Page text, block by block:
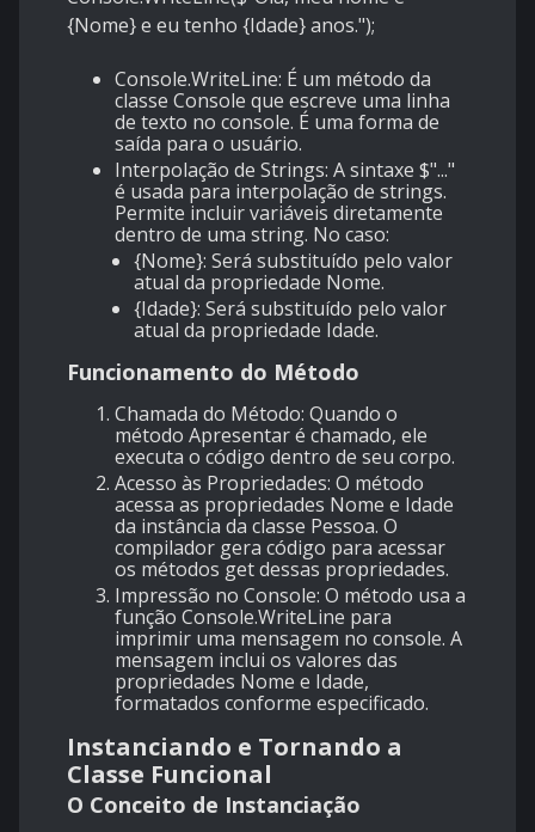
{Nome} e eu tenho {Idade} anos.");
Console.WriteLine: É um método da
classe Console que escreve uma linha
de texto no console. É uma forma de
saída para o usuário.
Interpolação de Strings: A sintaxe $"..."
é usada para interpolação de strings.
Permite incluir variáveis diretamente
dentro de uma string. No caso:
{Nome}: Será substituído pelo valor
atual da propriedade Nome.
{Idade}: Será substituído pelo valor
atual da propriedade Idade.
Funcionamento do Método
Chamada do Método: Quando o
método Apresentar é chamado, ele
executa o código dentro de seu corpo.
Acesso às Propriedades: O método
acessa as propriedades Nome e Idade
da instância da classe Pessoa. O
compilador gera código para acessar
os métodos get dessas propriedades.
Impressão no Console: O método usa a
função Console.WriteLine para
imprimir uma mensagem no console. A
mensagem inclui os valores das
propriedades Nome e Idade,
formatados conforme especificado.
Instanciando e Tornando a
Classe Funcional
O Conceito de Instanciação